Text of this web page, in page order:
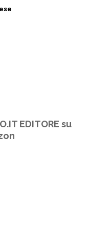
EDITORE su